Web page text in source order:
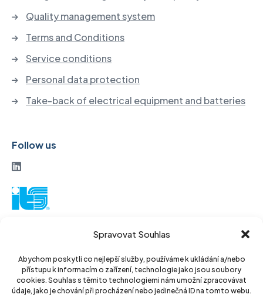
Spravovat Souhlas
Abychom poskytli co nejlepší služby, používáme k ukládání a/nebo
přístupu k informacím o zařízení, technologie jako jsou soubory
cookies. Souhlas s těmito technologiemi nám umožní zpracovávat
údaje, jako je chování při procházení nebo jedinečná ID na tomto webu.
Quality management system
Terms and Conditions
Service conditions
Personal data protection
Take-back of electrical equipment and batteries
Follow us
130 52 Prague3
Czech Republic